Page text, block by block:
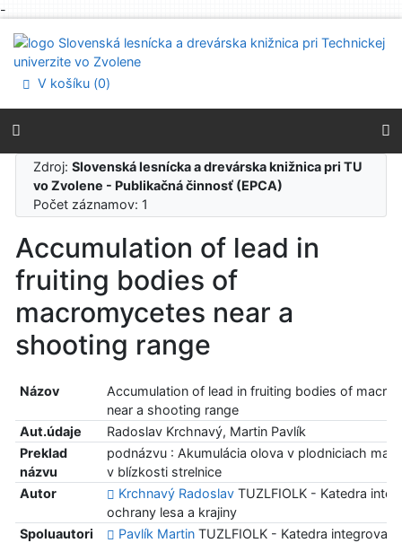
-
Prejsť na menu
Prehlásenie o webovej prístupnosti
V košíku (0)
Zdroj:Slovenská lesnícka a drevárska knižnica pri TU
vo Zvolene - Publikačná činnosť (EPCA)
Počet záznamov: 1
Accumulation of lead in
fruiting bodies of
macromycetes near a
shooting range
Názov
Accumulation of lead in fruiting bodies of
near a shooting range
Aut.údaje
Radoslav Krchnavý, Martin Pavlík
Preklad
názvu
podnázvu : Akumulácia olova v plodniciach
v blízkosti strelnice
Autor
Krchnavý RadoslavTUZLFIOLK - Katedra
ochrany lesa a krajiny
Spoluautori
Pavlík MartinTUZLFIOLK - Katedra